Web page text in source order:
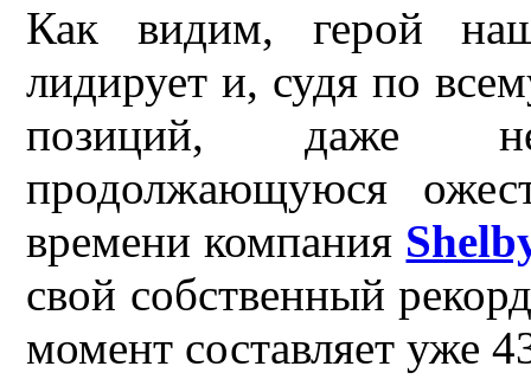
Как видим, герой
лидирует и, судя по
позиций, даже
продолжающуюся
времени компания
свой собственный
момент составляет уже